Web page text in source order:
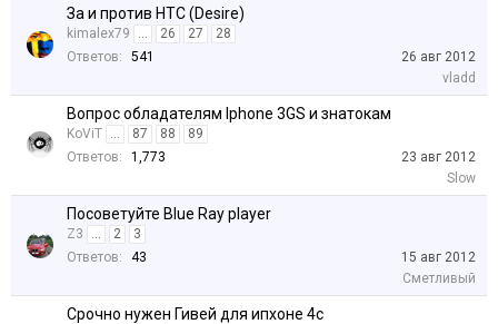
За и против HTC (Desire)
kimalex79 ... 26 27
28
Ответов:
541
26 авг 2012
vladd
Вопрос обладателям Iphone 3GS и знатокам
KoViT ... 87 88
89
Ответов:
1,773
23 авг 2012
Slow
Посоветуйте Blue Ray player
Z3 ... 2
3
Ответов:
43
15 авг 2012
Сметливый
Срочно нужен Гивей для ипхоне 4с